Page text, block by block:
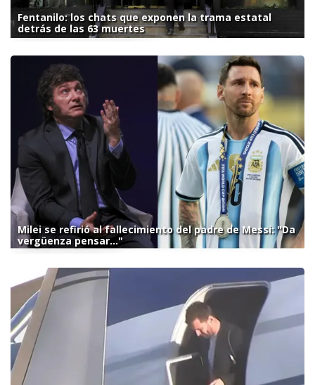
Fentanilo: los chats que exponen la trama estatal
detrás de las 63 muertes
Milei se refirió al fallecimiento del padre de Messi: "Da
vergüenza pensar..."